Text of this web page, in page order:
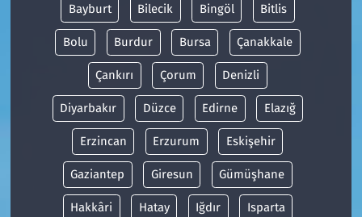
Bayburt Bilecik Bingöl Bitlis
Bolu Burdur Bursa Çanakkale
Çankırı Çorum Denizli
Diyarbakır Düzce Edirne Elazığ
Erzincan Erzurum Eskişehir
Gaziantep Giresun Gümüşhane
Hakkâri Hatay Iğdır Isparta